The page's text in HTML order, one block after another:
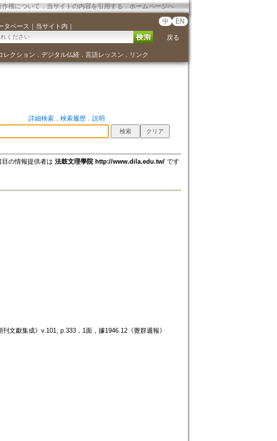
作権について．当サイトの内容を引用する ． ホームページへ
タベース ｜ 当サイト内 ｜
中 EN
戻る
レクション ． デジタル仏経． 言語レッスン ． リンク
詳細検索． 検索履歴． 説明
目の情報提供者は 法鼓文理學院 http://www.dila.edu.tw/です
文獻集成》v.101, p.333，1面，據1946.12《覺群週報》